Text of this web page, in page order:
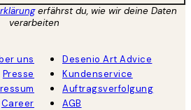
erfährst du, wie wir deine Daten
verarbeiten
uns
Presse
Career
Desenio Art Advice
Kundenservice
Auftragsverfolgung
AGB